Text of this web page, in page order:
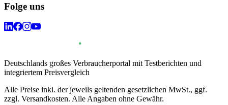
Folge uns
Deutschlands großes Verbraucherportal mit Testberichten und
integriertem Preisvergleich
Alle Preise inkl. der jeweils geltenden gesetzlichen MwSt., ggf.
zzgl. Versandkosten. Alle Angaben ohne Gewähr.